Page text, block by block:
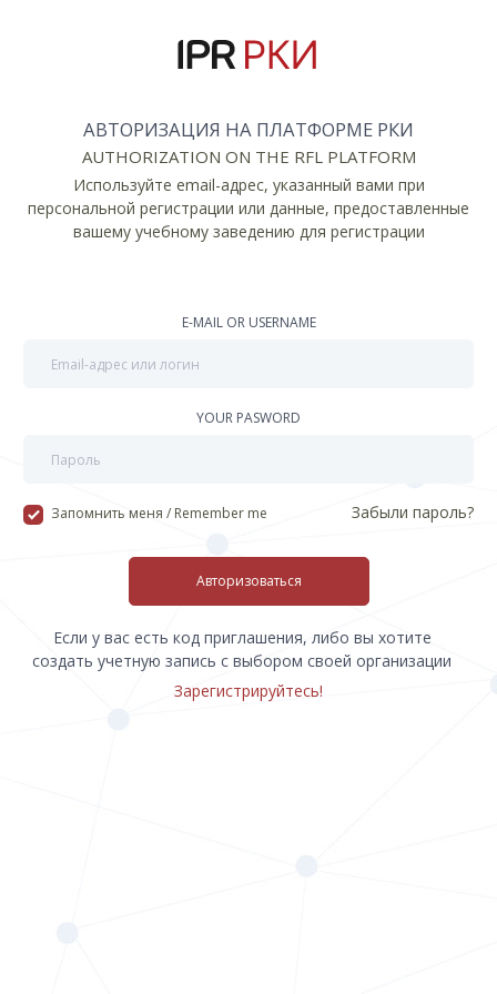
АВТОРИЗАЦИЯ НА ПЛАТФОРМЕ РКИ
AUTHORIZATION ON THE RFL PLATFORM
Используйте email-адрес, указанный вами при
персональной регистрации или данные, предоставленные
вашему учебному заведению для регистрации
E-MAIL OR USERNAME
YOUR PASWORD
Запомнить меня / Remember me Забыли пароль?
Авторизоваться
Если у вас есть код приглашения, либо вы хотите
создать учетную запись с выбором своей организации
Зарегистрируйтесь!